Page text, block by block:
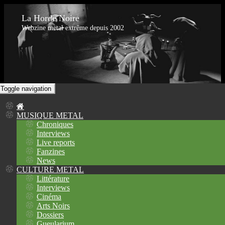
La Horde Noire
Webzine metal extrême depuis 2002
Toggle navigation
MUSIQUE METAL
Chroniques
Interviews
Live reports
Fanzines
News
CULTURE METAL
Littérature
Interviews
Cinéma
Arts Noirs
Dossiers